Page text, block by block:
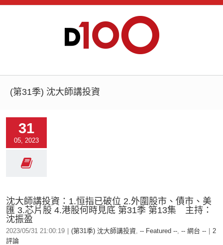
(第31季) 沈大師講投資
31
05, 2023
沈大師講投資：1.恒指已破位 2.外圍股市、債市、美
匯 3.芯片股 4.港股何時見底 第31季 第13集 主持：
沈振盈
2023/05/31 21:00:19 (第31季) 沈大師講投資, -- Featured --, -- 網台 --
2
評論